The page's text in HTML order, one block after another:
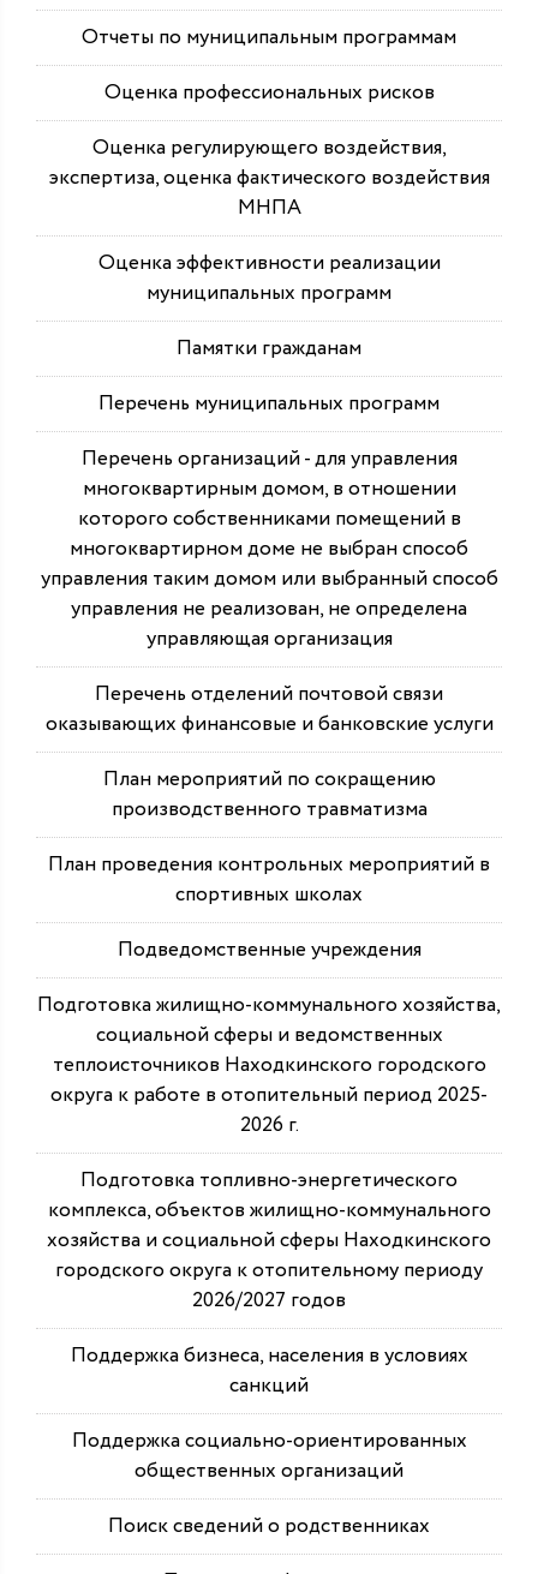
Отчеты по муниципальным программам
Оценка профессиональных рисков
Оценка регулирующего воздействия,
экспертиза, оценка фактического воздействия
МНПА
Оценка эффективности реализации
муниципальных программ
Памятки гражданам
Перечень муниципальных программ
Перечень организаций - для управления
многоквартирным домом, в отношении
которого собственниками помещений в
многоквартирном доме не выбран способ
управления таким домом или выбранный способ
управления не реализован, не определена
управляющая организация
Перечень отделений почтовой связи
оказывающих финансовые и банковские услуги
План мероприятий по сокращению
производственного травматизма
План проведения контрольных мероприятий в
спортивных школах
Подведомственные учреждения
Подготовка жилищно-коммунального хозяйства,
социальной сферы и ведомственных
теплоисточников Находкинского городского
округа к работе в отопительный период 2025-
2026 г.
Подготовка топливно-энергетического
комплекса, объектов жилищно-коммунального
хозяйства и социальной сферы Находкинского
городского округа к отопительному периоду
2026/2027 годов
Поддержка бизнеса, населения в условиях
санкций
Поддержка социально-ориентированных
общественных организаций
Поиск сведений о родственниках